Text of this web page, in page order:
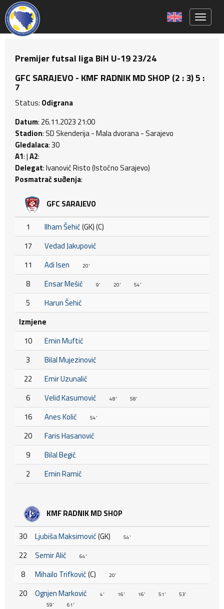
Premijer futsal liga BiH U-19 23/24
GFC SARAJEVO - KMF RADNIK MD SHOP (2 : 3) 5 :
7
Status: Odigrana
Datum: 26.11.2023 21:00
Stadion: SD Skenderija - Mala dvorana - Sarajevo
Gledalaca: 30
A1: |A2:
Delegat: Ivanović Risto (Istočno Sarajevo)
Posmatrač suđenja:
GFC SARAJEVO
1 Ilham Šehić(GK) (C)
17
Vedad Jakupović
11
Adi Isen 20'
8 Ensar Mešić 9' 20' 54'
5
Harun Šehić
Izmjene
10
Emin Muftić
3
Bilal Mujezinović
22
Emir Uzunalić
6
Velid Kasumović 48' 58'
16 Anes Kolić 54'
20
Faris Hasanović
9
Bilal Begić
2
Emin Ramić
KMF RADNIK MD SHOP
30 Ljubiša Maksimović(GK) 54'
22 Semir Alić 64'
8 Mihailo Trifković(C) 20'
20 Ognjen Marković 4' 16' 16' 51'
53'
59'
61'